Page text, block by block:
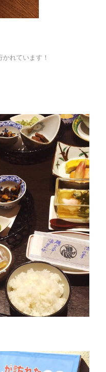
れています！